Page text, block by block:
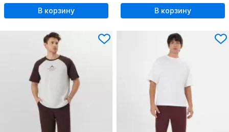
В корзину В корзину